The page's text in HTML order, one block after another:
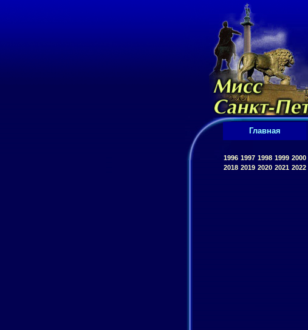
Главная
1996 1997 1998 1999 2000
2018 2019 2020 2021 2022